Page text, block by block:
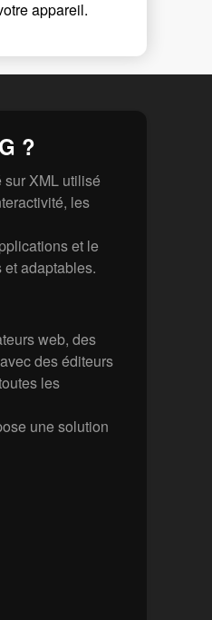
appareil.
?
sur XML utilisé
les
et le
et adaptables.
web, des
des éditeurs
les
une solution